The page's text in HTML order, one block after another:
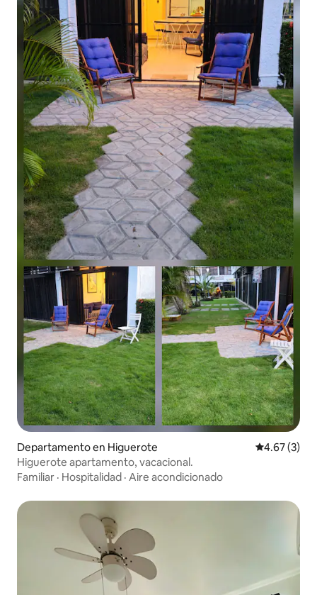
Departamento en Higuerote Calificación
4.67 (3)
Higuerote apartamento, vacacional.
Familiar · Hospitalidad · Aire acondicionado